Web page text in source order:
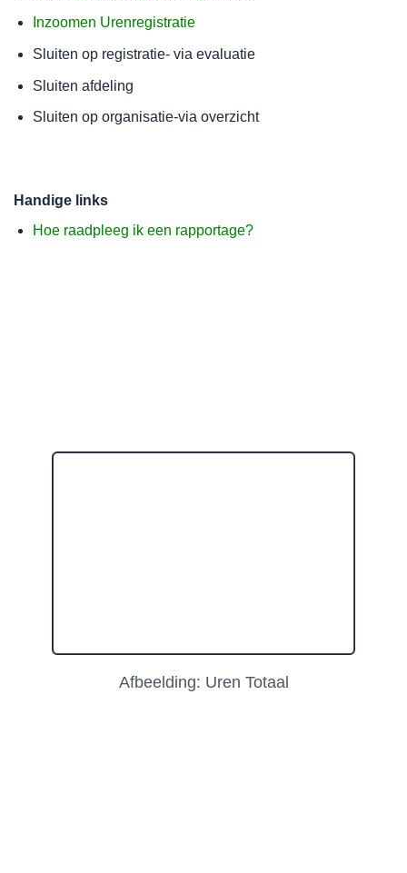
Inzoomen Urenregistratie
Sluiten op registratie- via evaluatie
Sluiten afdeling
Sluiten op organisatie-via overzicht
Handige links
Hoe raadpleeg ik een rapportage?
Afbeelding: Uren Totaal